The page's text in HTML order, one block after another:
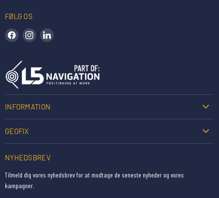
FØLG OS
Find os på Facebook
Find os på Instagram
INFORMATION
GEOFIX
NYHEDSBREV
Tilmeld dig vores nyhedsbrev for at modtage de seneste nyheder og vores
kampagner.